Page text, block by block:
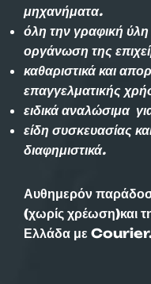
μηχανήματα.
όλη την γραφική ύλη
οργάνωση της
καθαριστικά και
επαγγελματικής
ειδικά αναλώσιμα
είδη συσκευασίας
διαφημιστικά.
Αυθημερόν
(χωρίς χρέωση)και
Ελλάδα με